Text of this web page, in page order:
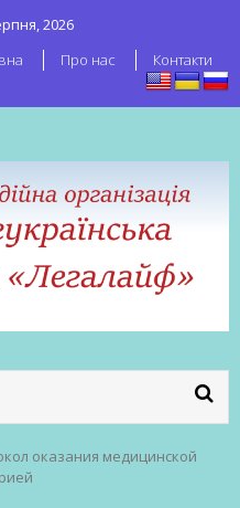
2026
Про нас Контакти
робітників
оказания медицинской